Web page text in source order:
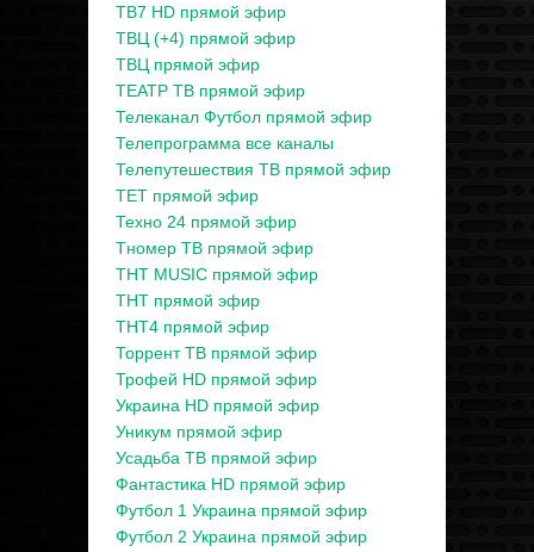
ТВ7 HD прямой эфир
ТВЦ (+4) прямой эфир
ТВЦ прямой эфир
ТЕАТР ТВ прямой эфир
Телеканал Футбол прямой эфир
Телепрограмма все каналы
Телепутешествия ТВ прямой эфир
ТЕТ прямой эфир
Техно 24 прямой эфир
Тномер ТВ прямой эфир
ТНТ MUSIC прямой эфир
ТНТ прямой эфир
ТНТ4 прямой эфир
Торрент ТВ прямой эфир
Трофей HD прямой эфир
Украина HD прямой эфир
Уникум прямой эфир
Усадьба ТВ прямой эфир
Фантастика HD прямой эфир
Футбол 1 Украина прямой эфир
Футбол 2 Украина прямой эфир